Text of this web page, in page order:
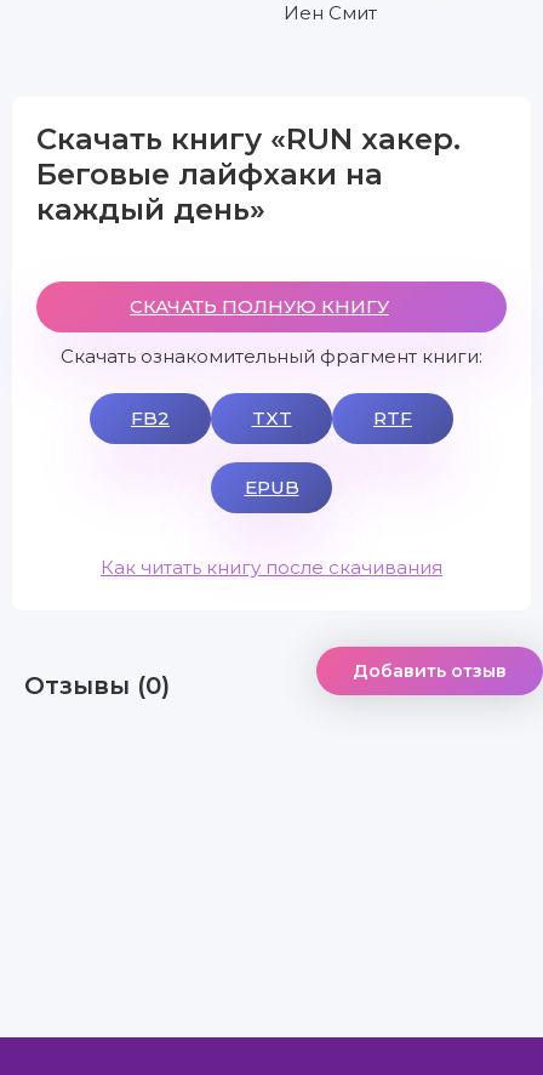
Иен Смит
Скачать книгу «RUN хакер.
Беговые лайфхаки на
каждый день»
СКАЧАТЬ ПОЛНУЮ КНИГУ
Скачать ознакомительный фрагмент книги:
FB2 TXT RTF
EPUB
Как читать книгу после скачивания
Отзывы (0) Добавить отзыв